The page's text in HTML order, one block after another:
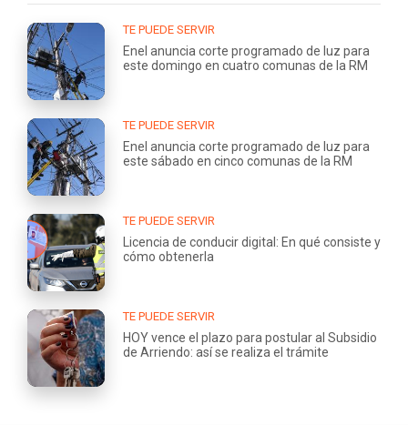
TE PUEDE SERVIR
Enel anuncia corte programado de luz para
este domingo en cuatro comunas de la RM
TE PUEDE SERVIR
Enel anuncia corte programado de luz para
este sábado en cinco comunas de la RM
TE PUEDE SERVIR
Licencia de conducir digital: En qué consiste y
cómo obtenerla
TE PUEDE SERVIR
HOY vence el plazo para postular al Subsidio
de Arriendo: así se realiza el trámite